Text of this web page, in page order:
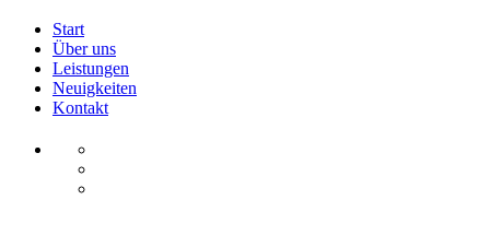
Start
Über uns
Leistungen
Neuigkeiten
Kontakt